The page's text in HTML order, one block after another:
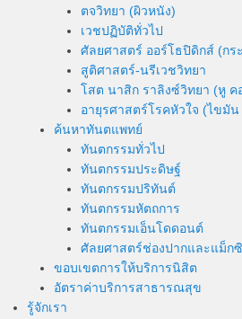
ตจวิทยา (ผิวหนัง)
เวชปฏิบัติทั่วไป
ศัลยศาสตร์ ออร์โธปิดิกส์ (กร
สูติศาสตร์-นรีเวชวิทยา
โสต นาสิก ราลิงซ์วิทยา (หู ค
อายุรศาสตร์โรคหัวใจ (ไขมั
ค้นหาทันตแพทย์
ทันตกรรมทั่วไป
ทันตกรรมประดิษฐ์
ทันตกรรมปริทันต์
ทันตกรรมหัตถการ
ทันตกรรมเอ็นโดดอนต์
ศัลยศาสตร์ช่องปากและแม็ก
ขอบเขตการให้บริการนิสิต
อัตราค่าบริการสาธารณสุข
รู้จักเรา